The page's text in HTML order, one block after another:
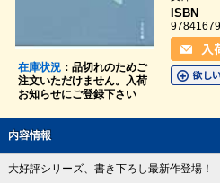
在庫状況：品切れのためご
注文いただけません。入荷
お知らせにご登録下さい
ISBN
内容情報
大好評シリーズ、書き下ろし最新作登場！